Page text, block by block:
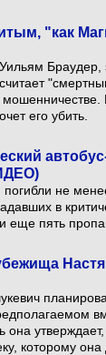
"как
его убить.
не
в
еще пять
которому